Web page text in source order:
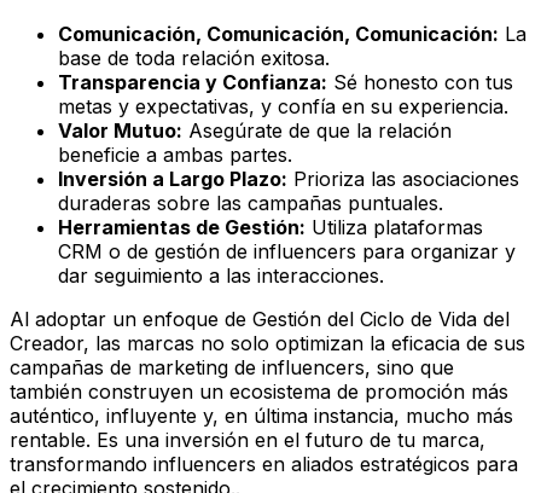
Comunicación, Comunicación, Comunicación: La
base de toda relación exitosa.
Transparencia y Confianza: Sé honesto con tus
metas y expectativas, y confía en su experiencia.
Valor Mutuo: Asegúrate de que la relación
beneficie a ambas partes.
Inversión a Largo Plazo: Prioriza las asociaciones
duraderas sobre las campañas puntuales.
Herramientas de Gestión: Utiliza plataformas
CRM o de gestión de influencers para organizar y
dar seguimiento a las interacciones.
Al adoptar un enfoque de Gestión del Ciclo de Vida del
Creador, las marcas no solo optimizan la eficacia de sus
campañas de marketing de influencers, sino que
también construyen un ecosistema de promoción más
auténtico, influyente y, en última instancia, mucho más
rentable. Es una inversión en el futuro de tu marca,
transformando influencers en aliados estratégicos para